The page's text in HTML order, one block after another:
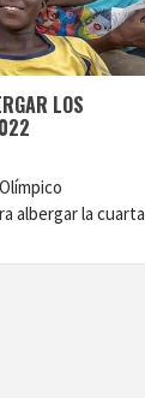
LOS
albergar la cuarta